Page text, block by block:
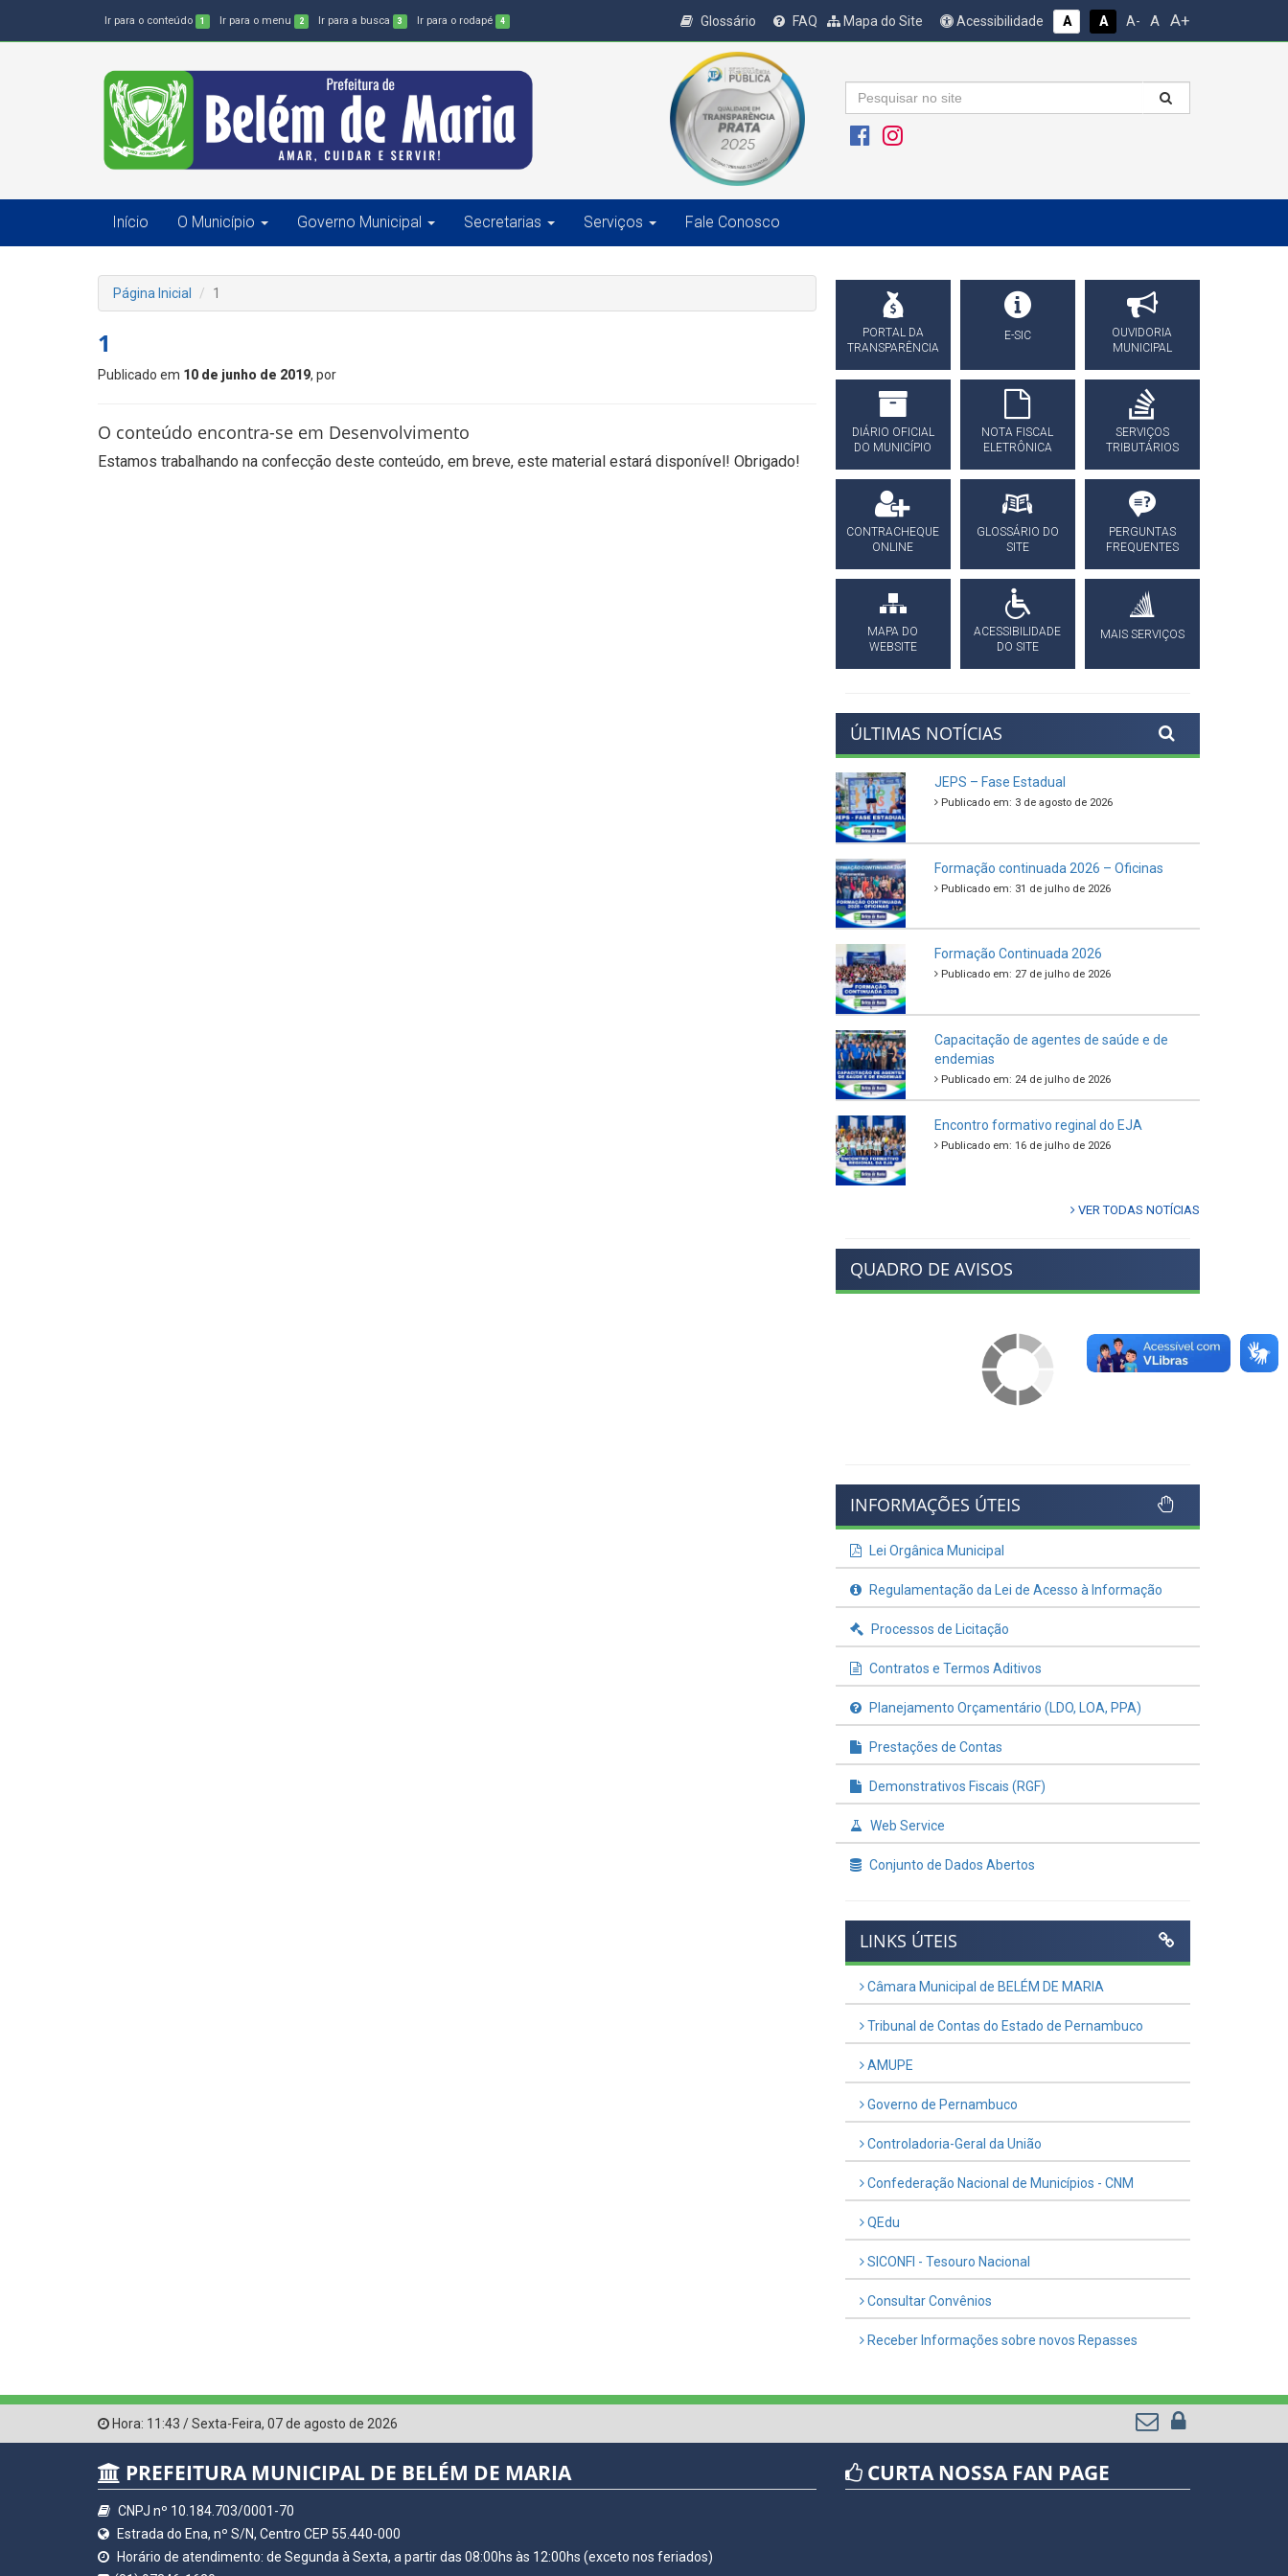
Ir para o conteúdo 1 Ir para o menu 2 Ir para a busca 3 Ir para o rodapé 4 Glossário FAQ Mapa do Site Acessibilidade A A A- A A+
Início O Município Governo Municipal Secretarias Serviços Fale Conosco
Página Inicial 1
1
Publicado em 10 de junho de 2019, por
O conteúdo encontra-se em Desenvolvimento
Estamos trabalhando na confecção deste conteúdo, em breve, este material estará disponível! Obrigado!
PORTAL DA
TRANSPARÊNCIA
E-SIC
OUVIDORIA
MUNICIPAL
DIÁRIO OFICIAL
DO MUNICÍPIO
NOTA FISCAL
ELETRÔNICA
SERVIÇOS
TRIBUTÁRIOS
CONTRACHEQUE
ONLINE
GLOSSÁRIO DO
SITE
PERGUNTAS
FREQUENTES
MAPA DO
WEBSITE
ACESSIBILIDADE
DO SITE
MAIS SERVIÇOS
ÚLTIMAS NOTÍCIAS
JEPS – Fase Estadual
Publicado em: 3 de agosto de 2026
Formação continuada 2026 – Oficinas
Publicado em: 31 de julho de 2026
Formação Continuada 2026
Publicado em: 27 de julho de 2026
Capacitação de agentes de saúde e de
endemias
Publicado em: 24 de julho de 2026
Encontro formativo reginal do EJA
Publicado em: 16 de julho de 2026
VER TODAS NOTÍCIAS
QUADRO DE AVISOS
INFORMAÇÕES ÚTEIS
Lei Orgânica Municipal
Regulamentação da Lei de Acesso à Informação
Processos de Licitação
Contratos e Termos Aditivos
Planejamento Orçamentário (LDO, LOA, PPA)
Prestações de Contas
Demonstrativos Fiscais (RGF)
Web Service
Conjunto de Dados Abertos
LINKS ÚTEIS
Câmara Municipal de BELÉM DE MARIA
Tribunal de Contas do Estado de Pernambuco
AMUPE
Governo de Pernambuco
Controladoria-Geral da União
Confederação Nacional de Municípios - CNM
QEdu
SICONFI - Tesouro Nacional
Consultar Convênios
Receber Informações sobre novos Repasses
Hora: 11:43 /Sexta-Feira, 07 de agosto de 2026
PREFEITURA MUNICIPAL DE BELÉM DE MARIA
CNPJ nº 10.184.703/0001-70
Estrada do Ena, nº S/N, Centro CEP 55.440-000
Horário de atendimento: de Segunda à Sexta, a partir das 08:00hs às 12:00hs (exceto nos feriados)
CURTA NOSSA FAN PAGE